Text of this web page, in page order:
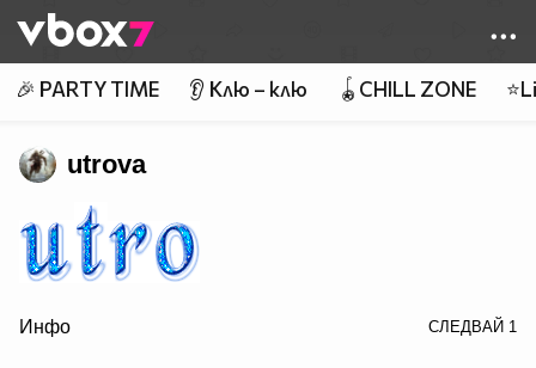
👾
🎉 PARTY TIME 👂 Клю – клю 🪀CHILL ZONE
utrova
Инфо СЛЕДВАЙ 1